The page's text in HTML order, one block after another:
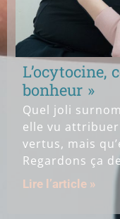
L’ocytocine,
bonheur »
Quel joli
elle vu
vertus, mais
Regardons ça
Lire l’article »